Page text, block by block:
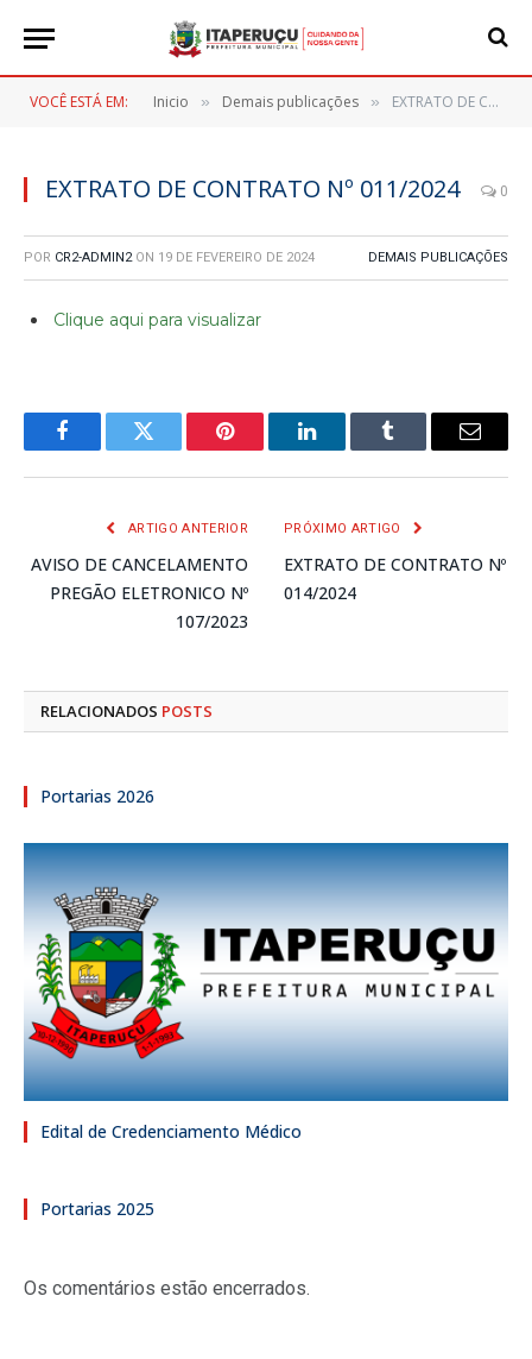
VOCÊ ESTÁ EM: Inicio » Demais publicações » EXTRATO DE CONTRATO Nº 011/2024
EXTRATO DE CONTRATO Nº 011/2024 0
POR CR2-ADMIN2 ON 19 DE FEVEREIRO DE 2024 DEMAIS PUBLICAÇÕES
Clique aqui para visualizar
FacebookTwitter Pinterest LinkedInTumblr
E-
ARTIGO ANTERIOR
AVISO DE CANCELAMENTO
PREGÃO ELETRONICO Nº
107/2023
PRÓXIMO ARTIGO
EXTRATO DE CONTRATO Nº
014/2024
RELACIONADOS POSTS
Portarias 2026
Edital de Credenciamento Médico
Portarias 2025
Os comentários estão encerrados.